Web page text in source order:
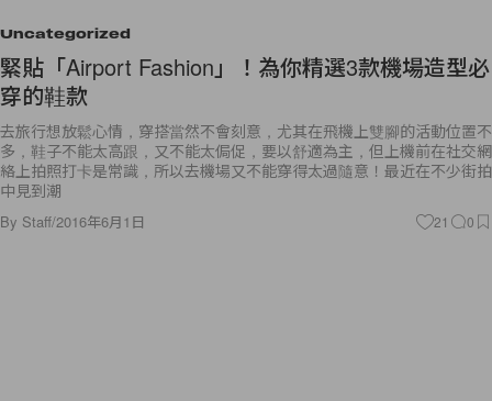
Uncategorized
緊貼「Airport Fashion」！為你精選3款機場造型必
穿的鞋款
去旅行想放鬆心情，穿搭當然不會刻意，尤其在飛機上雙腳的活動位置不
多，鞋子不能太高跟，又不能太侷促，要以舒適為主，但上機前在社交網
絡上拍照打卡是常識，所以去機場又不能穿得太過隨意！最近在不少街拍
中見到潮
By Staff/2016年6月1日 21 0